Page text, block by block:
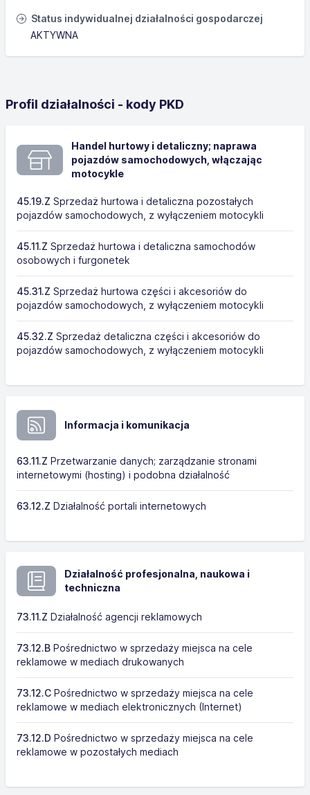
Status indywidualnej działalności gospodarczej
AKTYWNA
Profil działalności - kody PKD
Handel hurtowy i detaliczny; naprawa
pojazdów samochodowych, włączając
motocykle
45.19.Z Sprzedaż hurtowa i detaliczna pozostałych
pojazdów samochodowych, z wyłączeniem motocykli
45.11.Z Sprzedaż hurtowa i detaliczna samochodów
osobowych i furgonetek
45.31.Z Sprzedaż hurtowa części i akcesoriów do
pojazdów samochodowych, z wyłączeniem motocykli
45.32.Z Sprzedaż detaliczna części i akcesoriów do
pojazdów samochodowych, z wyłączeniem motocykli
Informacja i komunikacja
63.11.Z Przetwarzanie danych; zarządzanie stronami
internetowymi (hosting) i podobna działalność
63.12.Z Działalność portali internetowych
Działalność profesjonalna, naukowa i
techniczna
73.11.Z Działalność agencji reklamowych
73.12.B Pośrednictwo w sprzedaży miejsca na cele
reklamowe w mediach drukowanych
73.12.C Pośrednictwo w sprzedaży miejsca na cele
reklamowe w mediach elektronicznych (Internet)
73.12.D Pośrednictwo w sprzedaży miejsca na cele
reklamowe w pozostałych mediach